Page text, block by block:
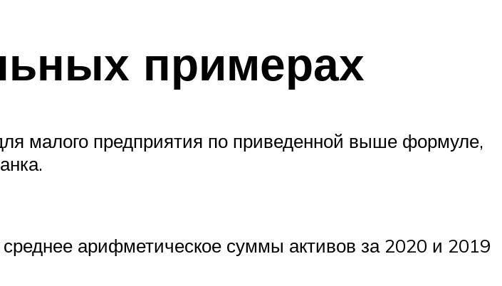
примерах
малого предприятия по приведенной выше формуле,
арифметическое суммы активов за 2020 и 2019